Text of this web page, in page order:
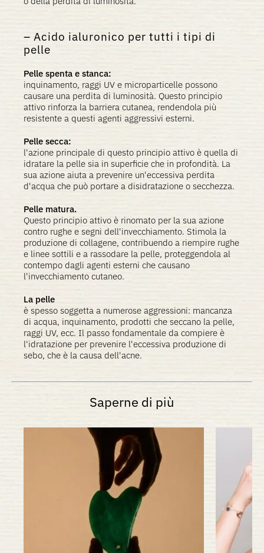
Acido ialuronico per tutti i tipi di
pelle
Pelle spenta e stanca:
inquinamento, raggi UV e microparticelle possono
causare una perdita di luminosità. Questo principio
attivo rinforza la barriera cutanea, rendendola più
resistente a questi agenti aggressivi esterni.
Pelle secca:
l'azione principale di questo principio attivo è quella di
idratare la pelle sia in superficie che in profondità. La
sua azione aiuta a prevenire un'eccessiva perdita
d'acqua che può portare a disidratazione o secchezza.
Pelle matura.
Questo principio attivo è rinomato per la sua azione
contro rughe e segni dell'invecchiamento. Stimola la
produzione di collagene, contribuendo a riempire rughe
e linee sottili e a rassodare la pelle, proteggendola al
contempo dagli agenti esterni che causano
l'invecchiamento cutaneo.
La pelle
è spesso soggetta a numerose aggressioni: mancanza
di acqua, inquinamento, prodotti che seccano la pelle,
raggi UV, ecc. Il passo fondamentale da compiere è
l'idratazione per prevenire l'eccessiva produzione di
sebo, che è la causa dell'acne.
Saperne di più